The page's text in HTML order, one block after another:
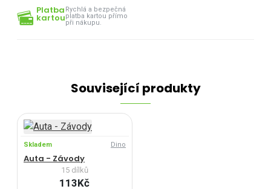
Platba
kartou
Rychlá a bezpečná
platba kartou přímo
při nákupu.
Související produkty
Skladem Dino
Auta - Závody
15 dílků
113Kč